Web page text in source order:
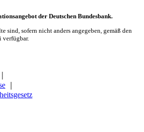
der Deutschen Bundesbank.
sind, sofern nicht anders angegeben, gemäß den
verfügbar.